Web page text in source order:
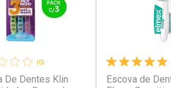
(0)
De Dentes Klin
Escova de